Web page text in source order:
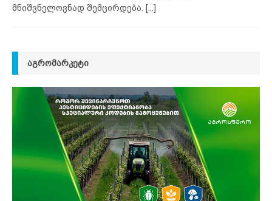
მნიშვნელოვნად შემცირდება.
[...]
ᲐᲒᲠᲝᲛᲐᲠᲙᲔᲢᲘ